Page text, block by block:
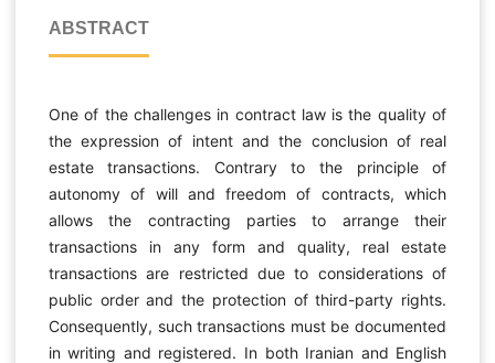
ABSTRACT
One of the challenges in contract law is the quality of
the expression of intent and the conclusion of real
estate transactions. Contrary to the principle of
autonomy of will and freedom of contracts, which
allows the contracting parties to arrange their
transactions in any form and quality, real estate
transactions are restricted due to considerations of
public order and the protection of third-party rights.
Consequently, such transactions must be documented
in writing and registered. In both Iranian and English